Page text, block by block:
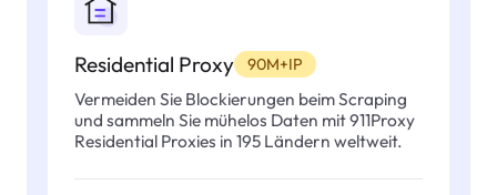
Residential Proxy 90M+IP
Vermeiden Sie Blockierungen beim Scraping
und sammeln Sie mühelos Daten mit 911Proxy
Residential Proxies in 195 Ländern weltweit.